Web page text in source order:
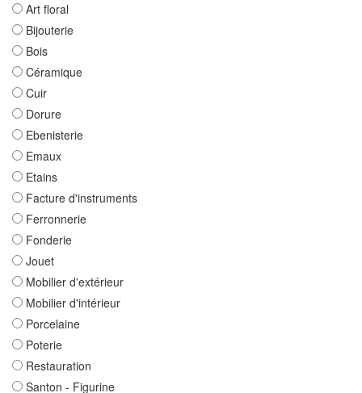
Art floral
Bijouterie
Bois
Céramique
Cuir
Dorure
Ebenisterie
Emaux
Etains
Facture d'instruments
Ferronnerie
Fonderie
Jouet
Mobilier d'extérieur
Mobilier d'intérieur
Porcelaine
Poterie
Restauration
Santon - Figurine